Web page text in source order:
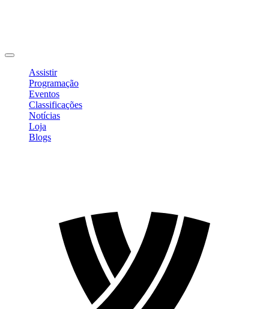
Assistir
Programação
Eventos
Classificações
Notícias
Loja
Blogs